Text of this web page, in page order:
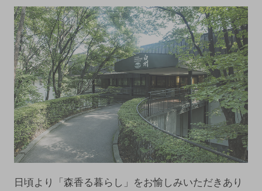
日頃より「森香る暮らし」をお愉しみいただきあり